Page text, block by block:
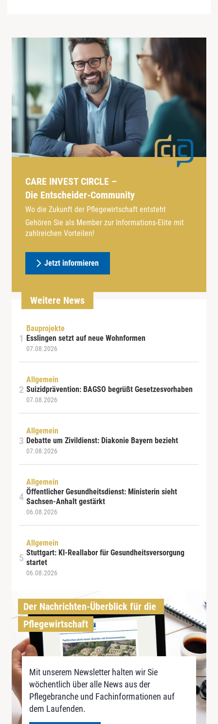
CARE INVEST CIRCLE –
Die Entscheider-Community
Wo die Zukunft der Pflegewirtschaft entsteht
Gehören Sie als Member zur Informations-Elite mit
zahlreichen Vorteilen!
Jetzt informieren
Weitere News
Bauprojekte
Esslingen setzt auf neue Wohnformen
07.08.2026
Allgemein
Suizidprävention: BAGSO begrüßt Gesetzesvorhaben
07.08.2026
Allgemein
Debatte um Zivildienst: Diakonie Bayern bezieht
07.08.2026
Allgemein
Öffentlicher Gesundheitsdienst: Ministerin sieht
Sachsen-Anhalt gestärkt
06.08.2026
Allgemein
Stuttgart: KI-Reallabor für Gesundheitsversorgung
startet
06.08.2026
Der Nachrichten-Überblick für die
Pflegewirtschaft
Mit unserem Newsletter halten wir Sie
wöchentlich über alle News aus der
Pflegebranche und Fachinformationen auf
dem Laufenden.